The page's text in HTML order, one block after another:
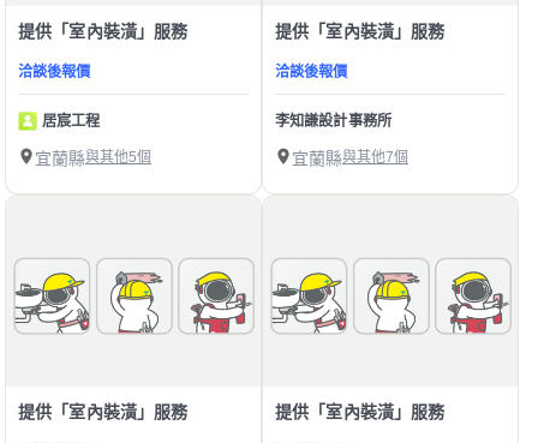
提供「室內裝潢」服務
洽談後報價
居宸工程
宜蘭縣與其他5個
提供「室內裝潢」服務
洽談後報價
李知謙設計事務所
宜蘭縣與其他7個
提供「室內裝潢」服務 提供「室內裝潢」服務